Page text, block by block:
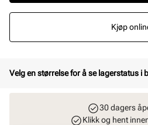
Kjøp
Velg en størrelse for å se lagerstatus i
30 dagers
Klikk og hent